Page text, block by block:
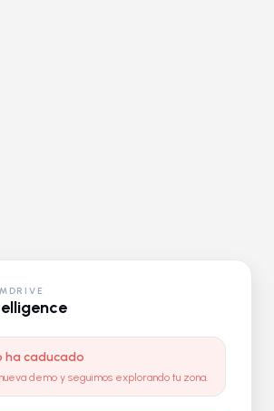
ha caducado
demo y seguimos explorando tu zona.